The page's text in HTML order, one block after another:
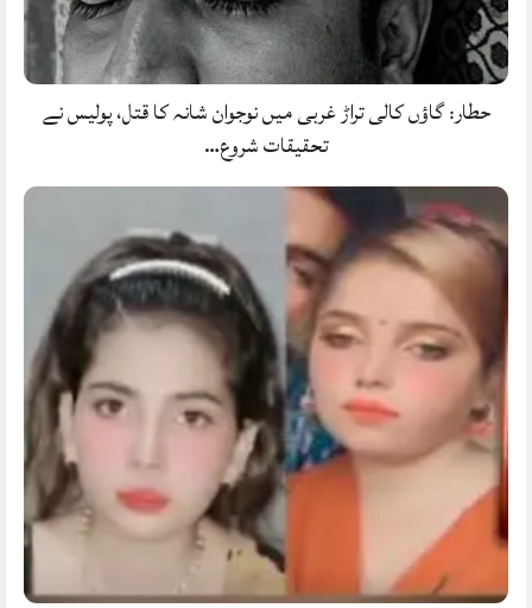
حطار: گاؤں کالی تراڑ غربی میں نوجوان شانہ کا قتل، پولیس نے
تحقیقات شروع…